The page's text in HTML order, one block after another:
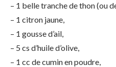
– 1 belle tranche de thon (ou
– 1 citron jaune,
– 1 gousse d’ail,
– 5 cs d’huile d’olive,
– 1 cc de cumin en poudre,